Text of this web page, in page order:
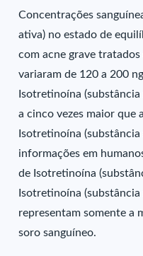
Concentrações
ativa) no estado de
com acne grave tratados
variaram de 120 a 200
Isotretinoína
a cinco vezes maior que
Isotretinoína
informações em
de Isotretinoína
Isotretinoína
representam somente a
soro sanguíneo.